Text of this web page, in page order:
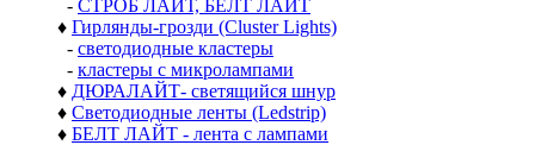
- СТРОБ ЛАЙТ, БЕЛТ ЛАЙТ
♦ Гирлянды-грозди (Cluster Lights)
- светодиодные кластеры
- кластеры с микролампами
♦ ДЮРАЛАЙТ- светящийся шнур
♦ Светодиодные ленты (Ledstrip)
♦ БЕЛТ ЛАЙТ - лента с лампами